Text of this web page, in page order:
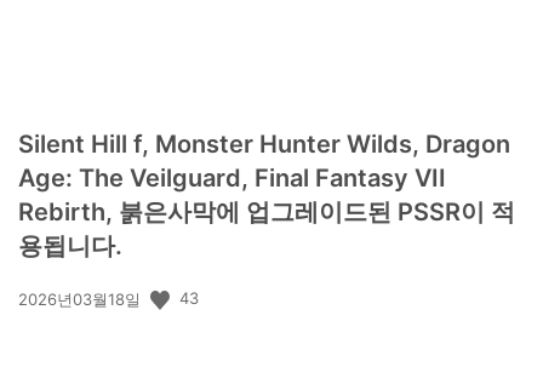
Silent Hill f, Monster Hunter Wilds, Dragon
Age: The Veilguard, Final Fantasy VII
Rebirth, 붉은사막에 업그레이드된 PSSR이 적
용됩니다.
공
2026년03월18일 43